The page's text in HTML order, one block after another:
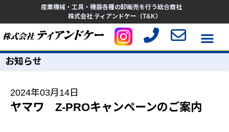
産業機械・工具・機器各種の卸販売を行う総合商社
株式会社 ティアンドケー（T&K）
お知らせ
2024年03月14日
ヤマワ Z-PROキャンペーンのご案内